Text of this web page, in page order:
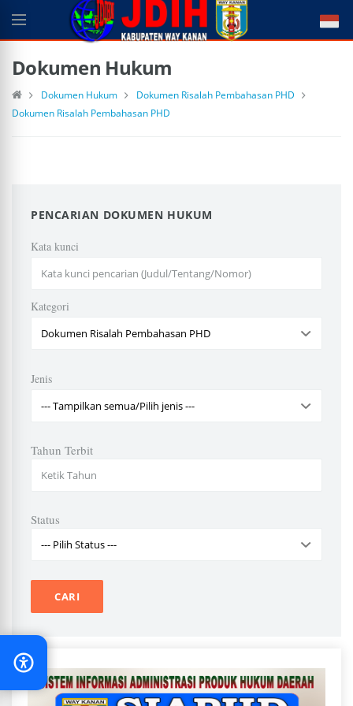
Dokumen Hukum
Dokumen Hukum
Dokumen Risalah Pembahasan PHD
Dokumen Risalah Pembahasan PHD
PENCARIAN DOKUMEN HUKUM
Kata kunci
Kategori
Jenis
Tahun Terbit
Status